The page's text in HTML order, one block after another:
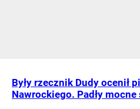
Były rzecznik Dudy ocenił
Nawrockiego. Padły mocne